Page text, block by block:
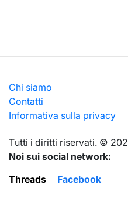
Chi siamo
Contatti
Informativa sulla privacy
Тutti i diritti riservati. ©
Noi sui social network:
Threads
Facebook